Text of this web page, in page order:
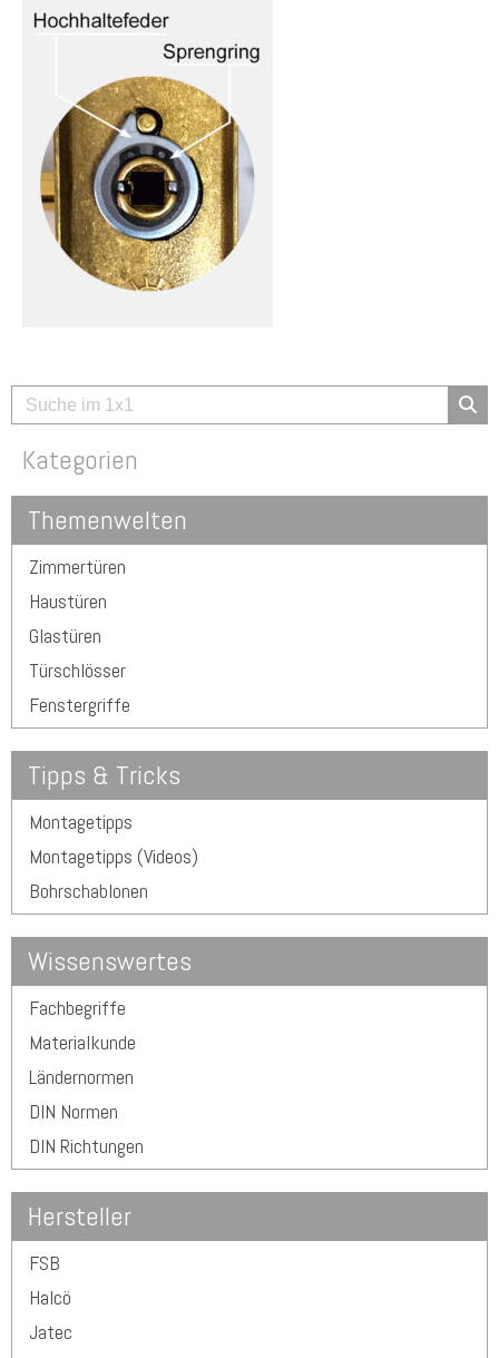
Kategorien
Themenwelten
Zimmertüren
Haustüren
Glastüren
Türschlösser
Fenstergriffe
Tipps & Tricks
Montagetipps
Montagetipps (Videos)
Bohrschablonen
Wissenswertes
Fachbegriffe
Materialkunde
Ländernormen
DIN Normen
DIN Richtungen
Hersteller
FSB
Halcö
Jatec